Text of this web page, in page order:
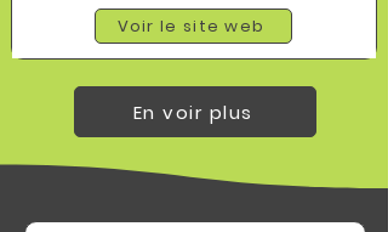
Voir le site web
En voir plus